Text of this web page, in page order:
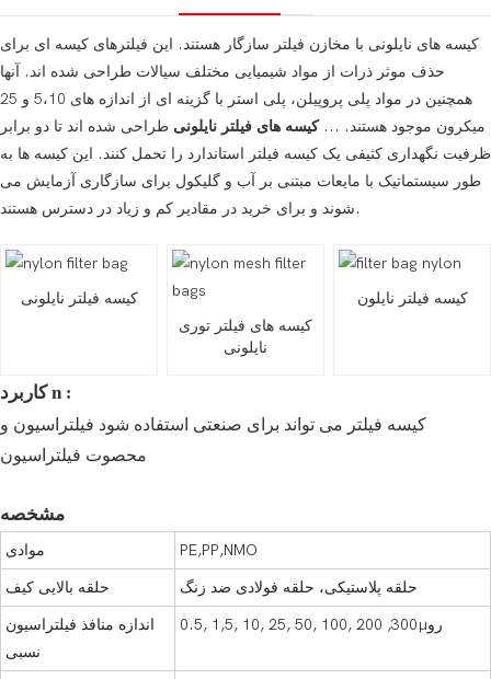
کیسه های نایلونی با مخازن فیلتر سازگار هستند. این فیلترهای کیسه ای برای
حذف موثر ذرات از مواد شیمیایی مختلف سیالات طراحی شده اند. آنها
همچنین در مواد پلی پروپیلن، پلی استر با گزینه ای از اندازه های 5،10 و 25
میکرون موجود هستند. ...کیسه های فیلتر نایلونی طراحی شده اند تا دو برابر
ظرفیت نگهداری کثیفی یک کیسه فیلتر استاندارد را تحمل کنند. این کیسه ها به
طور سیستماتیک با مایعات مبتنی بر آب و گلیکول برای سازگاری آزمایش می
شوند و برای خرید در مقادیر کم و زیاد در دسترس هستند.
کیسه فیلتر نایلونی
کیسه های فیلتر توری
نایلونی
کیسه فیلتر نایلون
کاربردn :
کیسه فیلتر می تواند برای صنعتی استفاده شود فیلتراسیون و
محصوت فیلتراسیون
موادی
PE,PP,NMO
حلقه بالایی کیف
حلقه پلاستیکی، حلقه فولادی ضد زنگ
اندازه منافذ فیلتراسیون
نسبی
0.5, 1,5, 10, 25, 50, 100, 200 ,300µرو